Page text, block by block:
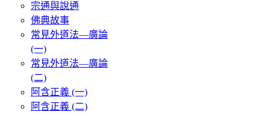
宗通與說通
佛典故事
常見外道法—廣論
(一)
常見外道法—廣論
(二)
阿含正義 (一)
阿含正義 (二)